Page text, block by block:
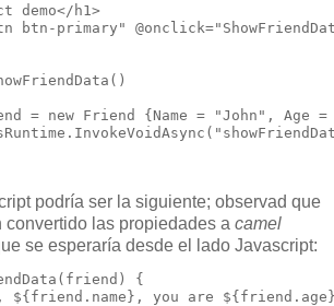
demo</h1>
btn-primary"
= new Friend {Name = "John", Age =
podría ser la siguiente; observad que
las propiedades a camel
se esperaría desde el lado Javascript:
{
${friend.name}, you are